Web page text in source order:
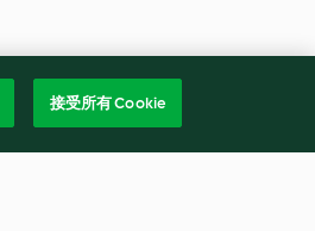
接受所有 Cookie